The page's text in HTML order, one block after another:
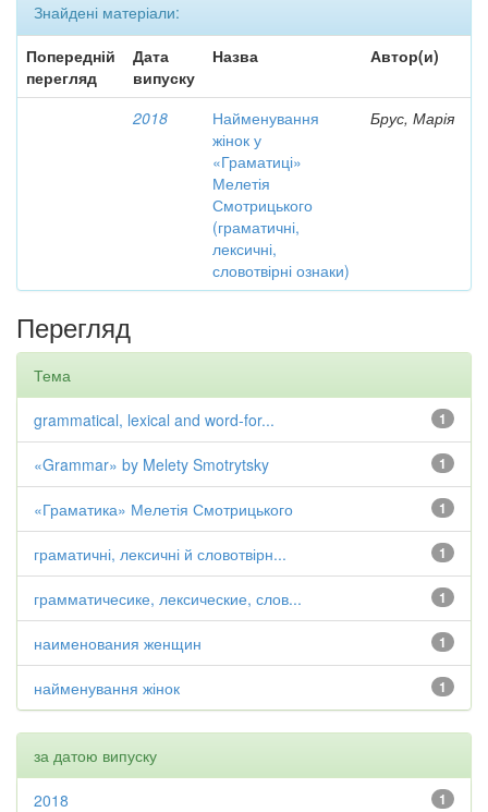
Знайдені матеріали:
Попередній
перегляд
Дата
випуску
Назва Автор(и)
2018
Найменування
жінок у
«Граматиці»
Мелетія
Смотрицького
(граматичні,
лексичні,
словотвірні ознаки)
Брус, Марія
Перегляд
Тема
1
grammatical, lexical and word-for...
1
«Grammar» by Melety Smotrytsky
1
«Граматика» Мелетія Смотрицького
1
граматичні, лексичні й словотвірн...
1
грамматичесике, лексические, слов...
1
наименования женщин
1
найменування жінок
за датою випуску
1
2018